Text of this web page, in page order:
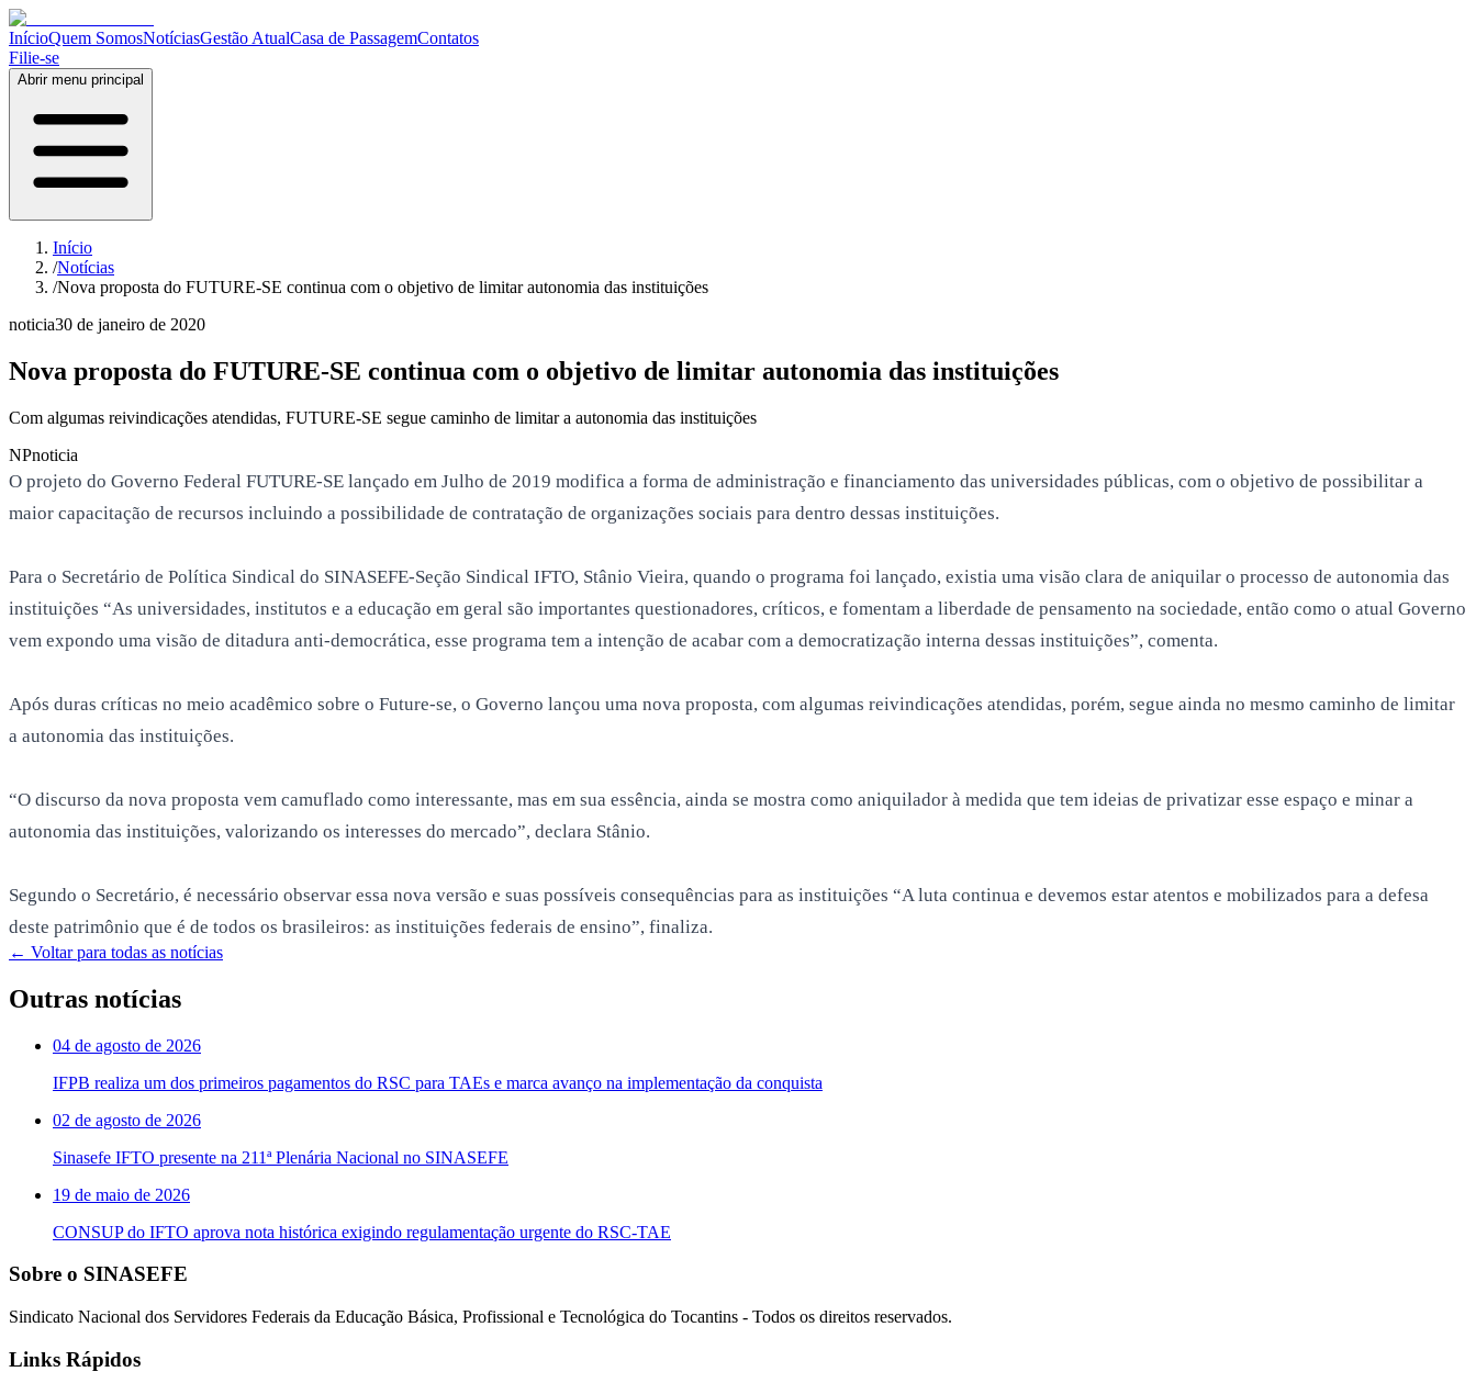
InícioQuem SomosNotíciasGestão AtualCasa de PassagemContatos
Filie-se
Abrir menu principal
Início
/Notícias
/Nova proposta do FUTURE-SE continua com o objetivo de limitar autonomia das instituições
noticia30 de janeiro de 2020
Nova proposta do FUTURE-SE continua com o objetivo de limitar autonomia das instituições
Com algumas reivindicações atendidas, FUTURE-SE segue caminho de limitar a autonomia das instituições
NPnoticia
O projeto do Governo Federal FUTURE-SE lançado em Julho de 2019 modifica a forma de administração e financiamento das universidades públicas, com o objetivo de possibilitar a
maior capacitação de recursos incluindo a possibilidade de contratação de organizações sociais para dentro dessas instituições.
Para o Secretário de Política Sindical do SINASEFE-Seção Sindical IFTO, Stânio Vieira, quando o programa foi lançado, existia uma visão clara de aniquilar o processo de autonomia das
instituições “As universidades, institutos e a educação em geral são importantes questionadores, críticos, e fomentam a liberdade de pensamento na sociedade, então como o atual Governo
vem expondo uma visão de ditadura anti-democrática, esse programa tem a intenção de acabar com a democratização interna dessas instituições”, comenta.
Após duras críticas no meio acadêmico sobre o Future-se, o Governo lançou uma nova proposta, com algumas reivindicações atendidas, porém, segue ainda no mesmo caminho de limitar
a autonomia das instituições.
“O discurso da nova proposta vem camuflado como interessante, mas em sua essência, ainda se mostra como aniquilador à medida que tem ideias de privatizar esse espaço e minar a
autonomia das instituições, valorizando os interesses do mercado”, declara Stânio.
Segundo o Secretário, é necessário observar essa nova versão e suas possíveis consequências para as instituições “A luta continua e devemos estar atentos e mobilizados para a defesa
deste patrimônio que é de todos os brasileiros: as instituições federais de ensino”, finaliza.
← Voltar para todas as notícias
Outras notícias
04 de agosto de 2026
IFPB realiza um dos primeiros pagamentos do RSC para TAEs e marca avanço na implementação da conquista
02 de agosto de 2026
Sinasefe IFTO presente na 211ª Plenária Nacional no SINASEFE
19 de maio de 2026
CONSUP do IFTO aprova nota histórica exigindo regulamentação urgente do RSC-TAE
Sobre o SINASEFE
Sindicato Nacional dos Servidores Federais da Educação Básica, Profissional e Tecnológica do Tocantins - Todos os direitos reservados.
Links Rápidos